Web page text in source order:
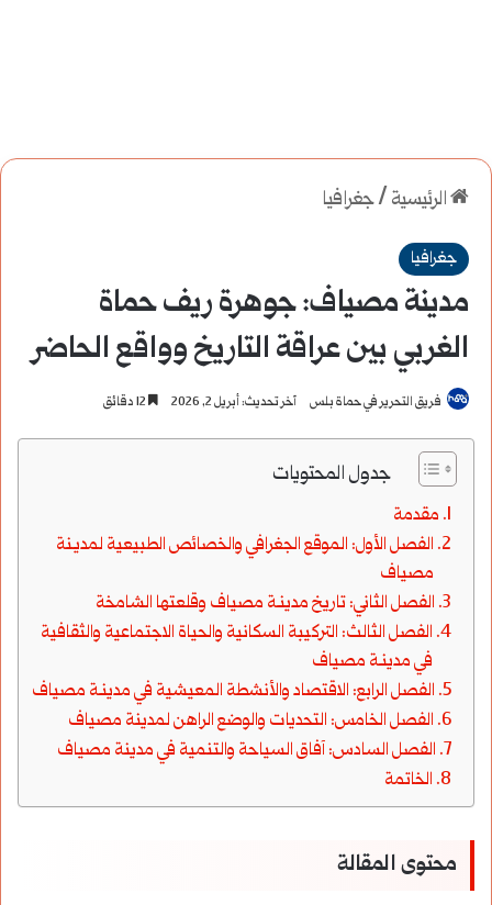
الرئيسية /جغرافيا
جغرافيا
مدينة مصياف: جوهرة ريف حماة
الغربي بين عراقة التاريخ وواقع الحاضر
فريق التحرير في حماة بلس آخر تحديث: أبريل 2, 2026
جدول المحتويات
مقدمة
الفصل الأول: الموقع الجغرافي والخصائص الطبيعية لمديـنة
مصياف
الفصل الثاني: تاريخ مدينـة مصياف وقلعتها الشامخة
الفصل الثالث: التركيبة السكانية والحياة الاجتماعية والثقافية
في مدينـة مصياف
الفصل الرابع: الاقتصاد والأنشطة المعيشية في مدينـة مصياف
الفصل الخامس: التحديات والوضع الراهن لمدينة مصياف
الفصل السادس: آفاق السياحة والتنمية في مدينة مصياف
الخاتمة
محتوى المقالة